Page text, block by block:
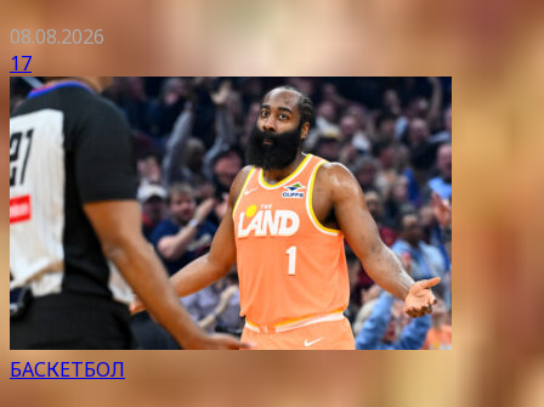
08.08.2026
17
БАСКЕТБОЛ